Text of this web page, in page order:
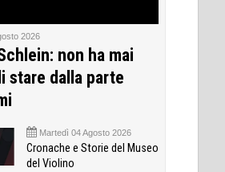
2026
non ha mai
stare dalla parte
Martedì 04 Agosto 2026
Cronache e Storie del Museo
del Violino